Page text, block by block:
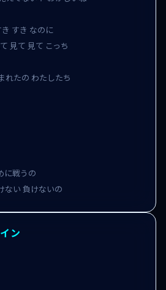
すき なのに
見て 見て こっち
れたの わたしたち
に戦うの
ない 負けないの
ン